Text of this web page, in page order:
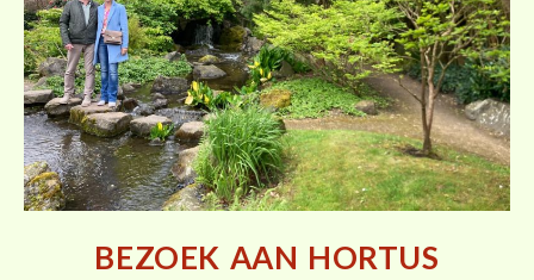
BEZOEK AAN HORTUS